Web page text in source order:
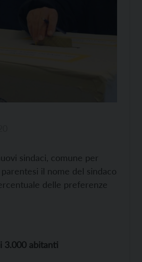
sindaci, comune per
il nome del sindaco
delle preferenze
3.000 abitanti